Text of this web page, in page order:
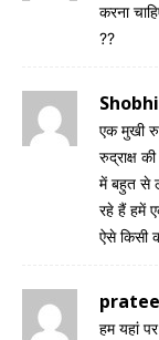
करना
??
एक मुखी
रुद्राक्ष
में बहुत से
रहे हैं हमें
ऐसे किसी
हम यहां